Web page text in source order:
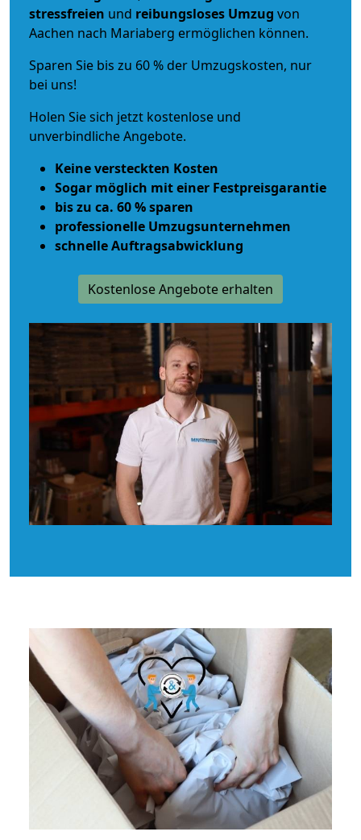
stressfreien und reibungsloses Umzug von
Aachen nach Mariaberg ermöglichen können.
Sparen Sie bis zu 60 % der Umzugskosten, nur
bei uns!
Holen Sie sich jetzt kostenlose und
unverbindliche Angebote.
Keine versteckten Kosten
Sogar möglich mit einer Festpreisgarantie
bis zu ca. 60 % sparen
professionelle Umzugsunternehmen
schnelle Auftragsabwicklung
Kostenlose Angebote erhalten